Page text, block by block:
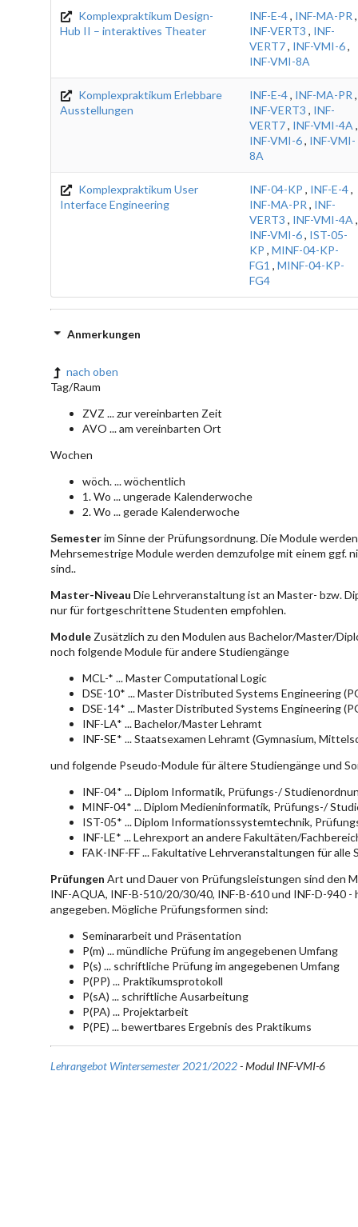
Komplexpraktikum Design-
Hub II – interaktives Theater
INF-E-4, INF-MA-PR ,
INF-VERT3 , INF-
VERT7, INF-VMI-6,
INF-VMI-8A
Komplexpraktikum Erlebbare
Ausstellungen
INF-E-4, INF-MA-PR ,
INF-VERT3 , INF-
VERT7, INF-VMI-4A ,
INF-VMI-6, INF-VMI-
8A
Komplexpraktikum User
Interface Engineering
INF-04-KP , INF-E-4,
INF-MA-PR , INF-
VERT3 , INF-VMI-4A ,
INF-VMI-6, IST-05-
KP , MINF-04-KP-
FG1 , MINF-04-KP-
FG4
Anmerkungen
nach oben
Tag/Raum
ZVZ ... zur vereinbarten Zeit
AVO ... am vereinbarten Ort
Wochen
wöch. ... wöchentlich
1. Wo ... ungerade Kalenderwoche
2. Wo ... gerade Kalenderwoche
Semesterim Sinne der Prüfungsordnung. Die Module
Mehrsemestrige Module werden demzufolge mit einem ggf.
sind..
Master-Niveau Die Lehrveranstaltung ist an Master- bzw.
nur für fortgeschrittene Studenten empfohlen.
Module Zusätzlich zu den Modulen aus Bachelor/Master/
noch folgende Module für andere Studiengänge
MCL-* ... Master Computational Logic
DSE-10* ... Master Distributed Systems Engineering
DSE-14* ... Master Distributed Systems Engineering
INF-LA* ... Bachelor/Master Lehramt
INF-SE* ... Staatsexamen Lehramt (Gymnasium,
und folgende Pseudo-Module für ältere Studiengänge und
INF-04* ... Diplom Informatik, Prüfungs-/
MINF-04* ... Diplom Medieninformatik, Prüfungs-/
IST-05* ... Diplom Informationssystemtechnik,
INF-LE* ... Lehrexport an andere Fakultäten/
FAK-INF-FF ... Fakultative Lehrveranstaltungen für
Prüfungen Art und Dauer von Prüfungsleistungen sind den
INF-AQUA, INF-B-510/20/30/40, INF-B-610 und INF-D-940
angegeben. Mögliche Prüfungsformen sind:
Seminararbeit und Präsentation
P(m) ... mündliche Prüfung im angegebenen Umfang
P(s) ... schriftliche Prüfung im angegebenen Umfang
P(PP) ... Praktikumsprotokoll
P(sA) ... schriftliche Ausarbeitung
P(PA) ... Projektarbeit
P(PE) ... bewertbares Ergebnis des Praktikums
Lehrangebot Wintersemester 2021/2022- Modul INF-VMI-6